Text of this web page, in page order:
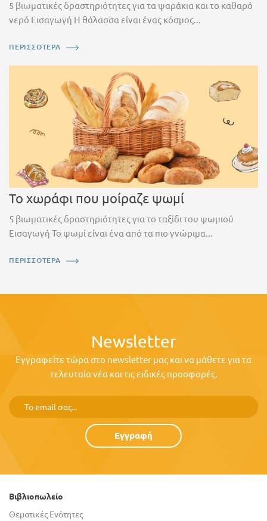
5 βιωματικές δραστηριότητες για τα ψαράκια και το καθαρό
νερό Εισαγωγή Η θάλασσα είναι ένας κόσμος...
ΠΕΡΙΣΣΟΤΕΡΑ
Το χωράφι που μοίραζε ψωμί
5 βιωματικές δραστηριότητες για το ταξίδι του ψωμιού
Εισαγωγή Το ψωμί είναι ένα από τα πιο γνώριμα...
ΠΕΡΙΣΣΟΤΕΡΑ
Newsletter
Εγγραφείτε τώρα στο newsletter μας και να μάθετε για τα
τελευταία νέα και τις ειδικές προσφορές.
Εγγραφή
Βιβλιοπωλείο
Θεματικές Ενότητες